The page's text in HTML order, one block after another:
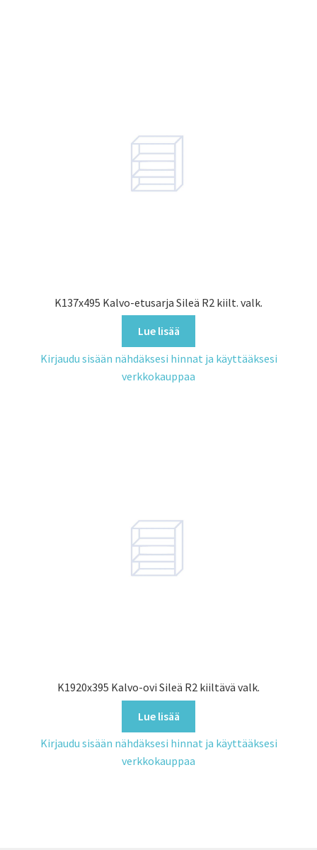
K137x495 Kalvo-etusarja Sileä R2 kiilt. valk.
Lue lisää
Kirjaudu sisään nähdäksesi hinnat ja käyttääksesi
verkkokauppaa
K1920x395 Kalvo-ovi Sileä R2 kiiltävä valk.
Lue lisää
Kirjaudu sisään nähdäksesi hinnat ja käyttääksesi
verkkokauppaa